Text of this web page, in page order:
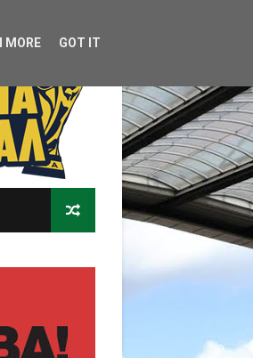
MORE GOT IT